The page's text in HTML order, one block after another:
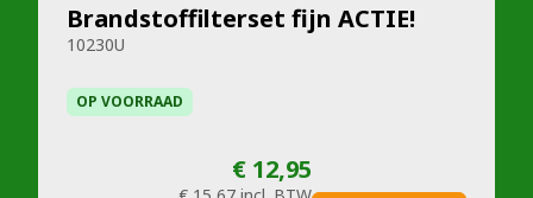
Brandstoffilterset fijn ACTIE!
10230U
OP VOORRAAD
€ 12,95